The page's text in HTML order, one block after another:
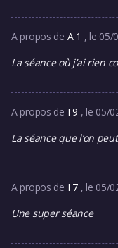
A propos de A 1 , le 05/
La séance où j’ai rien
A propos de I 9 , le 05/
La séance que l’on
A propos de I 7 , le 05/
Une super séance